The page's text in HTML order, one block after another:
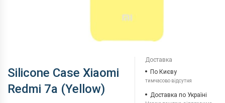
Silicone Case Xiaomi
Redmi 7a (Yellow)
Доставка
По Києву
тимчасово відсутня
Доставка по Україні